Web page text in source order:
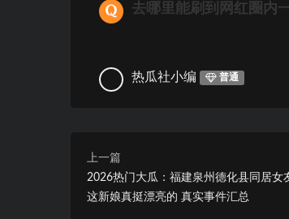
去哪里能刷到网红圈内
热瓜社小编 普通
上一篇
2026热门大瓜：福建泉州德化县同居女
这新娘真挺漂亮的 真实事件汇总